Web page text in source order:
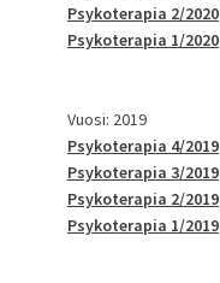
Psykoterapia 2/2020
Psykoterapia 1/2020
Vuosi: 2019
Psykoterapia 4/2019
Psykoterapia 3/2019
Psykoterapia 2/2019
Psykoterapia 1/2019